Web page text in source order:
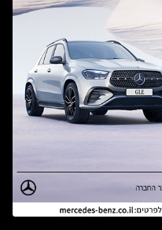
56447-02-19